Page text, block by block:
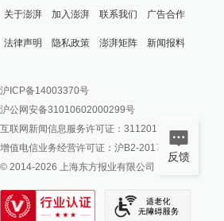
关于澎湃 加入澎湃 联系我们 广告合作
法律声明 隐私政策 澎湃矩阵
澎湃新闻公众号
澎湃新闻抖音号
派生万物开放平台
IP SHANGHAI
SIXTH TONE
新闻报料
报料邮箱: news@thepaper.cn
沪ICP备14003370号
沪公网安备31010602000299号
互联网新闻信息服务许可证：31120170006
增值电信业务经营许可证：沪B2-2017116
© 2014-2026 上海东方报业有限公司
反馈